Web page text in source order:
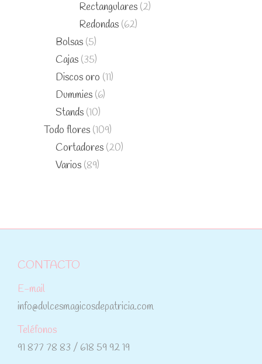
Rectangulares (2)
Redondas (62)
Bolsas (5)
Cajas (35)
Discos oro (11)
Dummies (6)
Stands (10)
Todo flores (109)
Cortadores (20)
Varios (89)
CONTACTO
E-mail
info@dulcesmagicosdepatricia.com
Teléfonos
91 877 78 83 / 618 59 92 19